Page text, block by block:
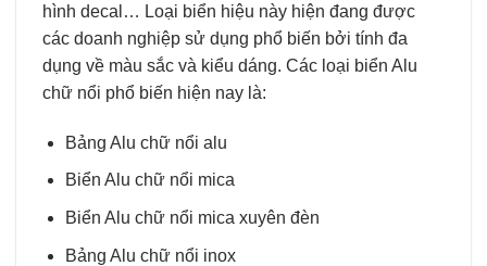
hình decal… Loại biển hiệu này hiện đang được
các doanh nghiệp sử dụng phổ biến bởi tính đa
dụng về màu sắc và kiểu dáng. Các loại biển Alu
chữ nổi phổ biến hiện nay là:
Bảng Alu chữ nổi alu
Biển Alu chữ nổi mica
Biển Alu chữ nổi mica xuyên đèn
Bảng Alu chữ nổi inox